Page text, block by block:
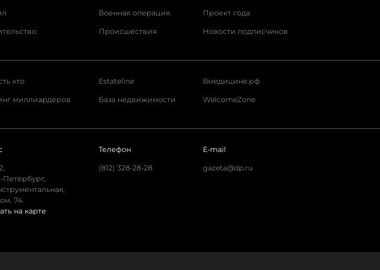
Военная операция
Происшествия
Проект года
Новости подписчиков
кто
миллиардеров
Estateline
База недвижимости
Вмедицине.рф
WelcomeZone
Петербург,
74.
на карте
Телефон
(812) 328-28-28
E-mail
gazeta@dp.ru